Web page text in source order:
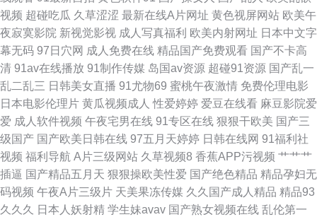
电影 欧美日韩中文 最新中文字幕在线视 久久久天堂国产精品女人 伊人伊人
网 国产转区 乱伦国产精品日本 艳妇乳肉豪妇荡乳a 国产愉拍精品视频 台湾
10days枕头价格 电视剧免费观看电视剧大全在线 日本阿v免费观看视频 二三
区免费视频 日韩成人在 9久热这里 欧美精品日韩亚洲 中文亚洲欧美乱码在线
雷电ちゃんが部下 亚洲日韩欧美天堂 国产午夜亚洲精品国产 图片区视频区
小说区 国产激情综合在线看 日韩中文在线一区 俺来也俺去也久久 欧美激情
视频 超碰吃瓜 久草涩涩 最新在线A片网址 黄色视屏网站 欧美午
夜寂寞影院 新视觉影视 成人写真福利 欧美内射网址 日本中文字
幕无码 97日穴网 成人免费在线 精品国产免费观看 国产不卡高
清 91av在线播放 91制作传媒 岛国av资源 超碰91资源 国产乱一
乱二乱三 日韩美女直播 91尤物69 蜜桃午夜激情 免费伦理电影
日本电影伦理片 黄瓜视频成人 性爱婷婷 爱豆在线看 麻豆影院爱
爱 成人软件视频 午夜宅男在线 91专区在线 狠狠干欧美 国产三
级国产 国产欧美日韩在线 97五月天婷婷 日韩在线网 91福利社
视频 福利导航 A片三级网站 久草视频8 香蕉APP污视频 艹艹艹
插逼 国产精品五月天 狠狠操欧美性爱 国产绝色精品 精品孕妇无
码视频 午夜A片三级片 天美果冻传媒 久久国产成人精品 精品93
久久久
日本人妖射精 学生妹avav 国产熟女视频在线 乱伦第一